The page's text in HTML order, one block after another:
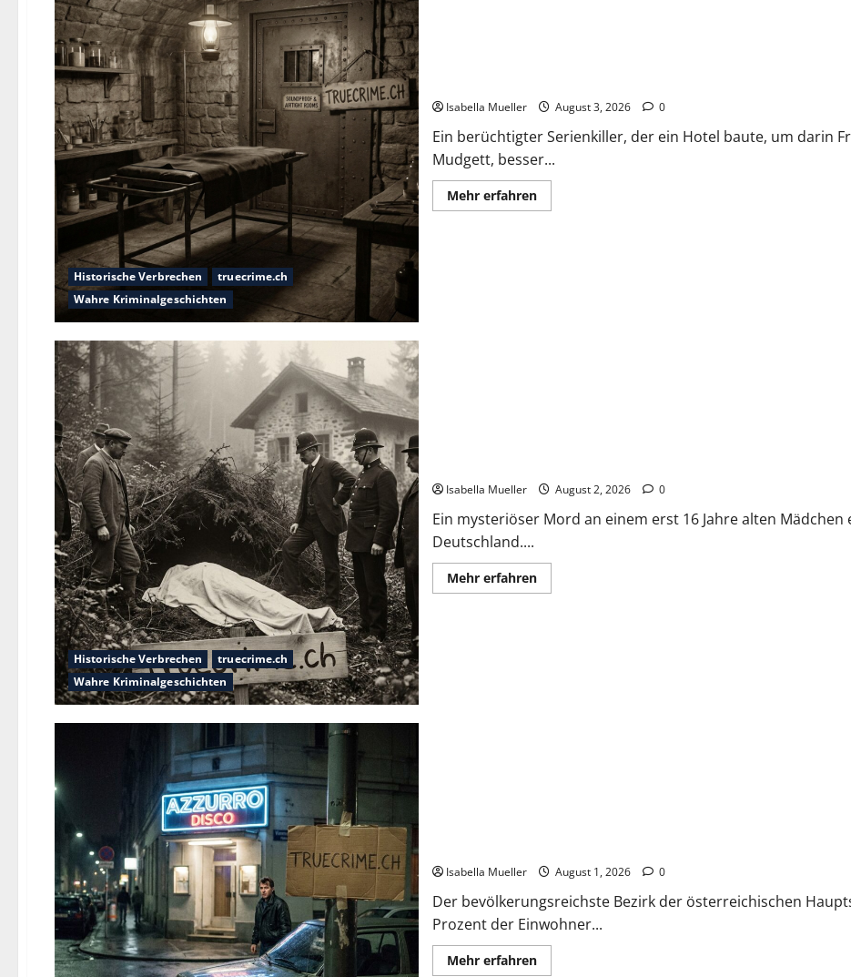
Historische Verbrechen
truecrime.ch
Wahre Kriminalgeschichten
Isabella Mueller August 3, 2026 0
Ein berüchtigter Serienkiller, der ein Hotel baute, um darin
Mudgett, besser...
Mehr erfahren
Historische Verbrechen
truecrime.ch
Wahre Kriminalgeschichten
Isabella Mueller August 2, 2026 0
Ein mysteriöser Mord an einem erst 16 Jahre alten
Deutschland....
Mehr erfahren
Isabella Mueller August 1, 2026 0
Der bevölkerungsreichste Bezirk der österreichischen
Prozent der Einwohner...
Mehr erfahren